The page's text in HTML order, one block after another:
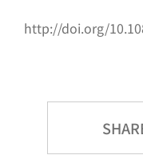
http://doi.org/